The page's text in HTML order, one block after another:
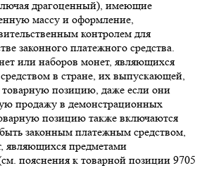
драгоценный), имеющие
массу и оформление,
контролем для
законного платежного средства.
или наборов монет, являющихся
в стране, их выпускающей,
позицию, даже если они
продажу в демонстрационных
позицию также включаются
законным платежным средством,
являющихся предметами
пояснения к товарной позиции 9705